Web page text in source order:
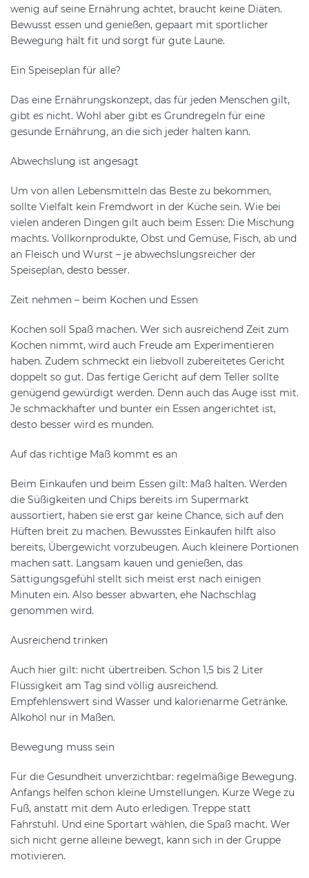
wenig auf seine Ernährung achtet, braucht keine Diäten.
Bewusst essen und genießen, gepaart mit sportlicher
Bewegung hält fit und sorgt für gute Laune.
Ein Speiseplan für alle?
Das eine Ernährungskonzept, das für jeden Menschen gilt,
gibt es nicht. Wohl aber gibt es Grundregeln für eine
gesunde Ernährung, an die sich jeder halten kann.
Abwechslung ist angesagt
Um von allen Lebensmitteln das Beste zu bekommen,
sollte Vielfalt kein Fremdwort in der Küche sein. Wie bei
vielen anderen Dingen gilt auch beim Essen: Die Mischung
machts. Vollkornprodukte, Obst und Gemüse, Fisch, ab und
an Fleisch und Wurst – je abwechslungsreicher der
Speiseplan, desto besser.
Zeit nehmen – beim Kochen und Essen
Kochen soll Spaß machen. Wer sich ausreichend Zeit zum
Kochen nimmt, wird auch Freude am Experimentieren
haben. Zudem schmeckt ein liebvoll zubereitetes Gericht
doppelt so gut. Das fertige Gericht auf dem Teller sollte
genügend gewürdigt werden. Denn auch das Auge isst mit.
Je schmackhafter und bunter ein Essen angerichtet ist,
desto besser wird es munden.
Auf das richtige Maß kommt es an
Beim Einkaufen und beim Essen gilt: Maß halten. Werden
die Süßigkeiten und Chips bereits im Supermarkt
aussortiert, haben sie erst gar keine Chance, sich auf den
Hüften breit zu machen. Bewusstes Einkaufen hilft also
bereits, Übergewicht vorzubeugen. Auch kleinere Portionen
machen satt. Langsam kauen und genießen, das
Sättigungsgefühl stellt sich meist erst nach einigen
Minuten ein. Also besser abwarten, ehe Nachschlag
genommen wird.
Ausreichend trinken
Auch hier gilt: nicht übertreiben. Schon 1,5 bis 2 Liter
Flüssigkeit am Tag sind völlig ausreichend.
Empfehlenswert sind Wasser und kalorienarme Getränke.
Alkohol nur in Maßen.
Bewegung muss sein
Für die Gesundheit unverzichtbar: regelmäßige Bewegung.
Anfangs helfen schon kleine Umstellungen. Kurze Wege zu
Fuß, anstatt mit dem Auto erledigen. Treppe statt
Fahrstuhl. Und eine Sportart wählen, die Spaß macht. Wer
sich nicht gerne alleine bewegt, kann sich in der Gruppe
motivieren.